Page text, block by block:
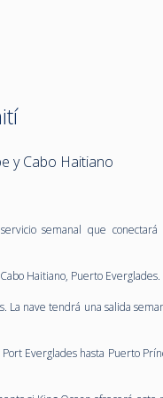
y Cabo Haitiano
semanal que
Haitiano, Puerto Everglades.
La nave tendrá una salida
Everglades hasta Puerto